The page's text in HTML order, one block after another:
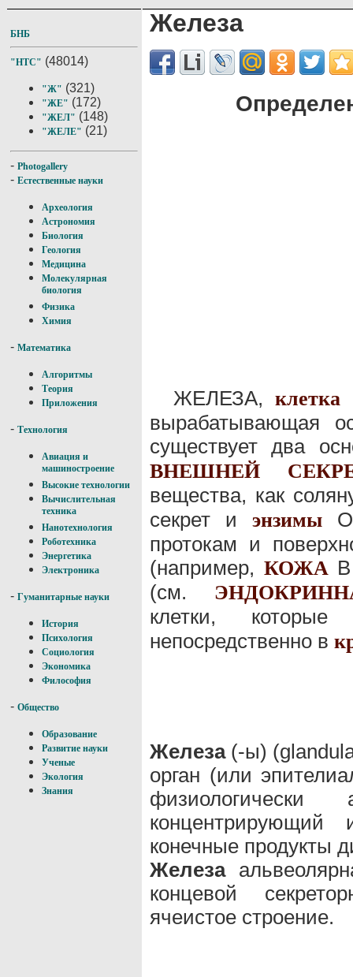
БНБ
"НТС" (48014)
"Ж" (321)
"ЖЕ" (172)
"ЖЕЛ" (148)
"ЖЕЛЕ" (21)
- Photogallery
- Естественные науки
Археология
Астрономия
Биология
Геология
Медицина
Молекулярная
биология
Физика
Химия
- Математика
Алгоритмы
Теория
Приложения
- Технология
Авиация и
машиностроение
Высокие технологии
Вычислительная
техника
Нанотехнология
Роботехника
Энергетика
Электроника
- Гуманитарные науки
История
Психология
Социология
Экономика
Философия
- Общество
Образование
Развитие науки
Ученые
Экология
Знания
Железа
ЖЕЛЕЗА, клетка
вырабатывающая
существует два
ВНЕШНЕЙ
вещества, как
секрет и энзимы
протокам и
(например, КОЖА
(см.
клетки,
непосредственно в
Железа(-ы)
орган (или
конечные продукты
Железа
концевой
ячеистое строение.